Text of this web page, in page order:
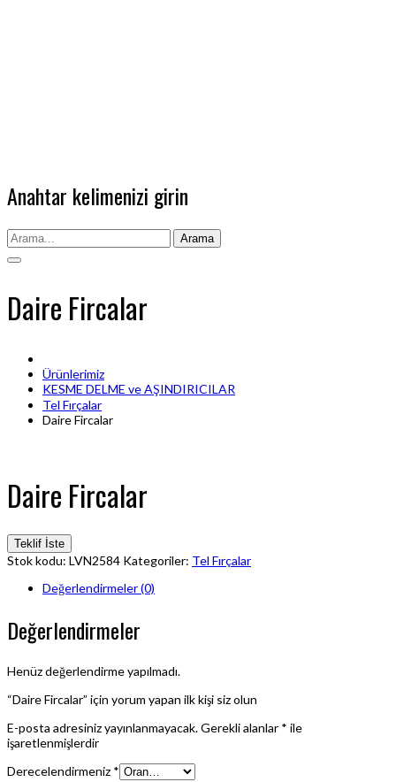
Anahtar kelimenizi girin
Arama
Daire Fircalar
Ürünlerimiz
KESME DELME ve AŞINDIRICILAR
Tel Fırçalar
Daire Fircalar
Daire Fircalar
Teklif İste
Stok kodu: LVN2584 Kategoriler: Tel Fırçalar
Değerlendirmeler (0)
Değerlendirmeler
Henüz değerlendirme yapılmadı.
“Daire Fircalar” için yorum yapan ilk kişi siz olun
E-posta adresiniz yayınlanmayacak.Gerekli alanlar * ile
işaretlenmişlerdir
Derecelendirmeniz *